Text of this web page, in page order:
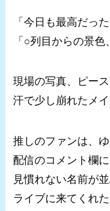
「今日も最高だった
「○列目からの景色
現場の写真、ピース
汗で少し崩れたメ
推しのファンは、
配信のコメント欄に
見慣れない名前が
ライブに来てくれ